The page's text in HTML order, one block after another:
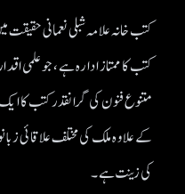
کتب خانہ علامہ شبلی نعمانی حقیقت
کتب کا ممتاز ادارہ ہے، جو علمی
متنوع فنون کی گرانقدر کتب کا
کے علاوہ ملک کی مختلف علاقائی
کی زینت ہے۔